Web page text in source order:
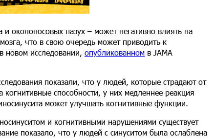
и околоносовых пазух – может негативно влиять на
что в свою очередь может приводить к
новом исследовании, опубликованном в JAMA
показали, что у людей, которые страдают от
когнитивные способности, у них медленнее реакция
может улучшать когнитивные функции.
и когнитивными нарушениями существует
показало, что у людей с синуситом была ослаблена